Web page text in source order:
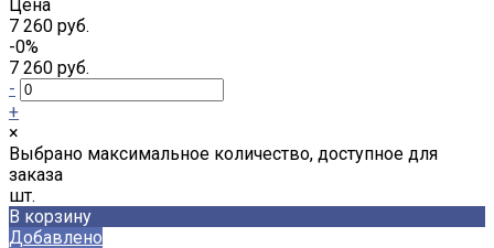
Цена
7 260 руб.
-0%
7 260 руб.
-
+
×
Выбрано максимальное количество, доступное для
заказа
шт.
В корзину
Добавлено